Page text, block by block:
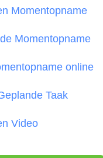
Momentopname
Momentopname
online
Taak
Video